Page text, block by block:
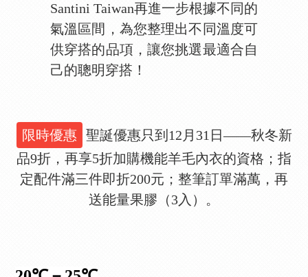
Santini Taiwan再進一步根據不同的
氣溫區間，為您整理出不同溫度可
供穿搭的品項，讓您挑選最適合自
己的聰明穿搭！
限時優惠
聖誕優惠只到12月31日——秋冬新
品9折，再享5折加購機能羊毛內衣的資格；指
定配件滿三件即折200元；整筆訂單滿萬，再
送能量果膠（3入）。